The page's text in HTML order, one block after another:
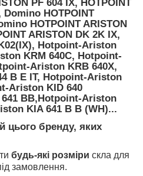
PF 604 IX, HOTPOINT
Domino HOTPOINT
HOTPOINT ARISTON
ARISTON DK 2K IX,
Hotpoint-Ariston
KRM 640C, Hotpoint-
Ariston KRB 640X,
B E IT, Hotpoint-Ariston
Ariston KID 640
BB,Hotpoint-Ariston
KIA 641 B B (WH)...
цього бренду, яких
будь-які розміри скла для
замовлення.